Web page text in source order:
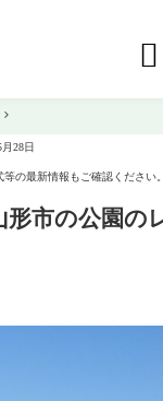

28日
の最新情報もご確認ください。
形市の公園の